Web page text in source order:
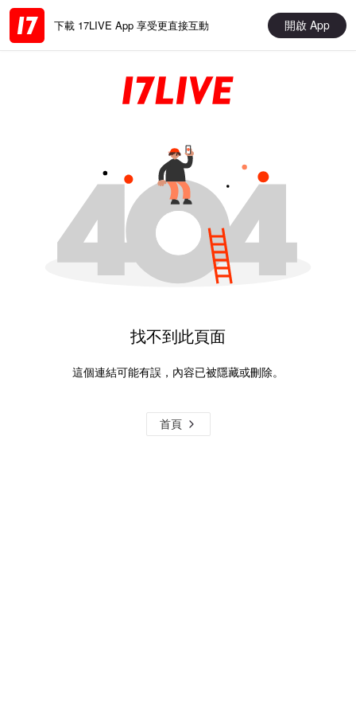
下載 17LIVE App 享受更直接互動 開啟 App
找不到此頁面
這個連結可能有誤，內容已被隱藏或刪除。
首頁